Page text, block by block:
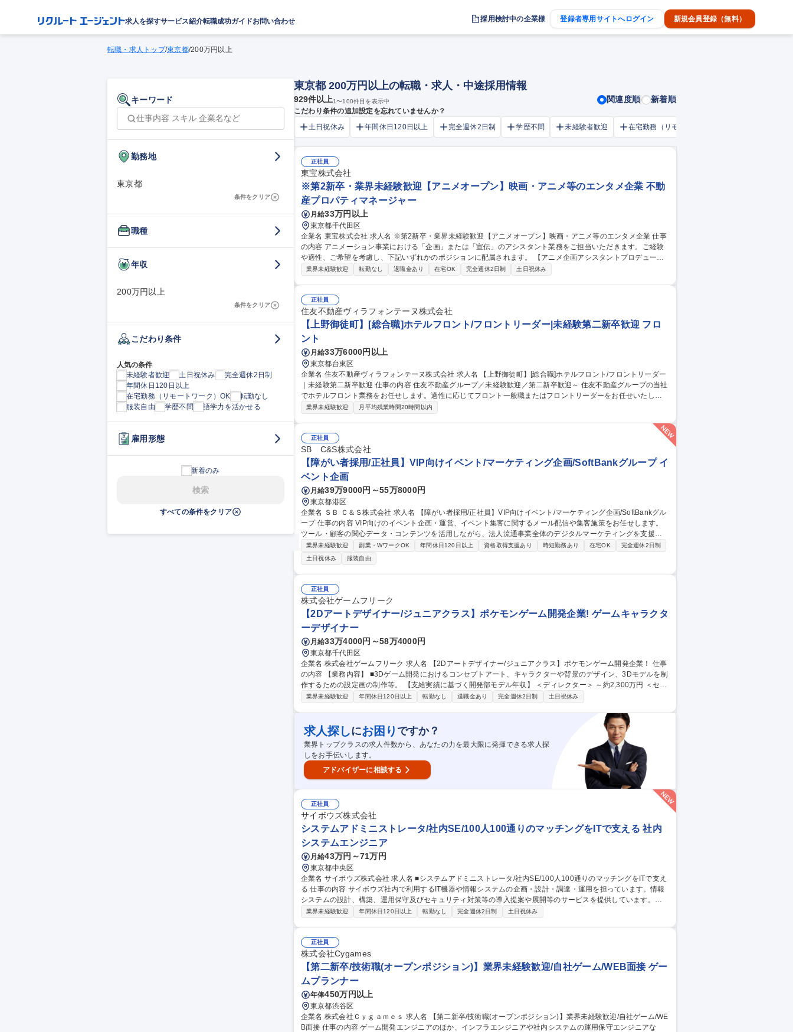
求人を探すサービス紹介転職成功ガイドお問い合わせ 採用検討中の企業様 登録者専用サイトへログイン 新規会員登録（無料）
転職・求人トップ/東京都/200万円以上
キーワード
勤務地
東京都
条件をクリア
職種
年収
200万円以上
条件をクリア
こだわり条件
人気の条件
未経験者歓迎
土日祝休み
完全週休2日制
年間休日120日以上
在宅勤務（リモートワーク）OK
転勤なし
服装自由
学歴不問 語学力を活かせる
雇用形態
新着のみ
検索
すべての条件をクリア
東京都 200万円以上の転職・求人・中途採用情報
929件以上1〜100件目を表示中 関連度順 新着順
こだわり条件の追加設定を忘れていませんか？
土日祝休み
年間休日120日以上 完全週休2日制 学歴不問 未経験者歓迎 在宅勤務（リモートワーク）OK
正社員
東宝株式会社
※第2新卒・業界未経験歓迎【アニメオープン】映画・アニメ等のエンタメ企業 不動
産プロパティマネージャー
月給33万円以上
東京都千代田区
企業名 東宝株式会社 求人名 ※第2新卒・業界未経験歓迎【アニメオープン】映画・アニメ等のエンタメ企業 仕事
の内容 アニメーション事業における「企画」または「宣伝」のアシスタント業務をご担当いただきます。ご経験
や適性、ご希望を考慮し、下記いずれかのポジションに配属されます。 【アニメ企画アシスタントプロデューサ
ー業務】 アニメーション事業における企画製作のアシスタント業務をご担当いただきます。クリエイティブ、プ
業界未経験歓迎 転勤なし 退職金あり 在宅OK 完全週休2日制 土日祝休み
正社員
住友不動産ヴィラフォンテーヌ株式会社
【上野御徒町】[総合職]ホテルフロント/フロントリーダー|未経験第二新卒歓迎 フロ
ント
月給33万6000円以上
東京都台東区
企業名 住友不動産ヴィラフォンテーヌ株式会社 求人名 【上野御徒町】[総合職]ホテルフロント/フロントリーダー
｜未経験第二新卒歓迎 仕事の内容 住友不動産グループ／未経験歓迎／第二新卒歓迎～ 住友不動産グループの当社
でホテルフロント業務をお任せします。適性に応じてフロント一般職またはフロントリーダーをお任せいたしま
す。 フロント接客・予約・問い合わせ対応および付帯業務/観光案内/安全管理等ホテル運営業務全般をお任せしま
フロントリーダー｜未経験第二新卒歓迎
業界未経験歓迎 月平均残業時間20時間以内
正社員
SB C&S株式会社
【障がい者採用/正社員】VIP向けイベント/マーケティング企画/SoftBankグループ イ
ベント企画
月給39万9000円～55万8000円
東京都港区
企業名 ＳＢ Ｃ＆Ｓ株式会社 求人名 【障がい者採用/正社員】VIP向けイベント/マーケティング企画/SoftBankグル
ープ 仕事の内容 VIP向けのイベント企画・運営、イベント集客に関するメール配信や集客施策をお任せします。
ツール・顧客の関心データ・コンテンツを活用しながら、法人流通事業全体のデジタルマーケティングを支援す
る組織です。 ■社内外の各種イベントの企画・運営サポート ■VIPイベントの進行管理 ■イベント当日の運営・調
整※要相談 リスト作成・受付整理 ■関係各所とのコミュニケーション ※イベント事例：多くの経営層をお招きす
る大型カンファレンス（年数回実施）など ※デジタルマーケティングの業務経験もしくは知識ある方は、デジタ
ルツールをを利用しながら、サイト作成やメール配信、キャンペーンの案内など 募集職種 【障がい者採用/正社
員】VIP向けイベント/マーケティング企画/SoftBankグループ
業界未経験歓迎 副業・WワークOK 年間休日120日以上 資格取得支援あり 時短勤務あり 在宅OK
完全週休2日制
土日祝休み
服装自由
正社員
株式会社ゲームフリーク
【2Dアートデザイナー/ジュニアクラス】ポケモンゲーム開発企業! ゲームキャラクタ
ーデザイナー
月給33万4000円～58万4000円
東京都千代田区
企業名 株式会社ゲームフリーク 求人名 【2Dアートデザイナー/ジュニアクラス】ポケモンゲーム開発企業！ 仕事
の内容 【業務内容】 ■3Dゲーム開発におけるコンセプトアート、キャラクターや背景のデザイン、3Dモデルを制
作するための設定画の制作等。 【支給実績に基づく開発部モデル年収】 ＜ディレクター＞ ～約2,300万円 ＜セク
ションディレクター＞ ～約1,800万円 ・30代半ば：1,800万円 ・30代前半：1,500万円 募集職種 【2Dアートデザ
業界未経験歓迎 年間休日120日以上 転勤なし 退職金あり 完全週休2日制 土日祝休み
求人探しにお困り ですか？
業界トップクラスの求人件数から、あなたの力を最大限に発揮できる求人探
しをお手伝いします。
アドバイザーに相談する
正社員
サイボウズ株式会社
システムアドミニストレータ/社内SE/100人100通りのマッチングをITで支える 社内
システムエンジニア
月給43万円～71万円
東京都中央区
企業名 サイボウズ株式会社 求人名 ■システムアドミニストレータ/社内SE/100人100通りのマッチングをITで支え
る 仕事の内容 サイボウズ社内で利用するIT機器や情報システムの企画・設計・調達・運用を担っています。情報
システムの設計、構築、運用保守及びセキュリティ対策等の導入提案や展開等のサービスを提供しています。
【業務内容】■サイボウズの働き方を支えるITシステムの設計/構築/運用保守■社内用IaaS/SaaS/Idpの設計/構築/運
でも、どこでも、誰とでも、最高の仕事ができるITを提供する」をミッションとしています 募集職種 ■システムア
ドミニストレータ/社内SE/100人100通りのマッチングをITで支える
業界未経験歓迎 年間休日120日以上 転勤なし 完全週休2日制 土日祝休み
正社員
株式会社Cygames
【第二新卒/技術職(オープンポジション)】業界未経験歓迎/自社ゲーム/WEB面接 ゲー
ムプランナー
年俸450万円以上
東京都渋谷区
企業名 株式会社Ｃｙｇａｍｅｓ 求人名 【第二新卒/技術職(オープンポジション)】業界未経験歓迎/自社ゲーム/WE
B面接 仕事の内容 ゲーム開発エンジニアのほか、インフラエンジニアや社内システムの運用保守エンジニアな